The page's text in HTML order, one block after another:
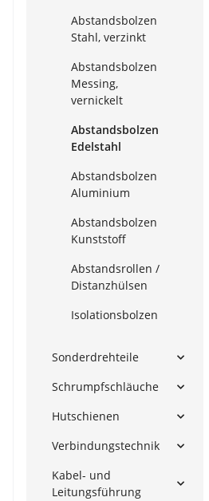
Abstandsbolzen
Stahl, verzinkt
Abstandsbolzen
Messing,
vernickelt
Abstandsbolzen
Edelstahl
Abstandsbolzen
Aluminium
Abstandsbolzen
Kunststoff
Abstandsrollen /
Distanzhülsen
Isolationsbolzen
Sonderdrehteile
Schrumpfschläuche
Hutschienen
Verbindungstechnik
Kabel- und
Leitungsführung